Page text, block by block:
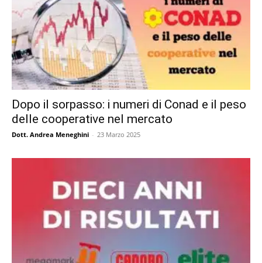
Dopo il sorpasso: i numeri di Conad e il peso
delle cooperative nel mercato
Dott. Andrea Meneghini - 23 Marzo 2025